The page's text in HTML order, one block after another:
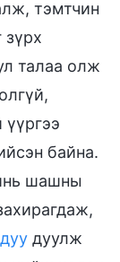
тэмтчин
зүрх
талаа олж
үүргээ
байна.
шашны
дуулж